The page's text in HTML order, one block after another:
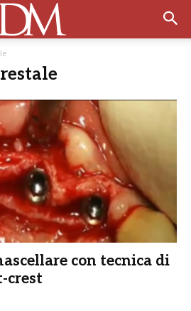
con tecnica di
crest